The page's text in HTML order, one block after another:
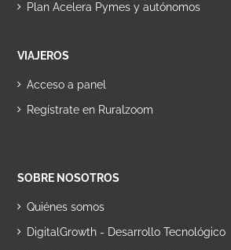
Plan Acelera Pymes y autónomos
VIAJEROS
Acceso a panel
Regístrate en Ruralzoom
SOBRE NOSOTROS
Quiénes somos
DigitalGrowth - Desarrollo Tecnológico